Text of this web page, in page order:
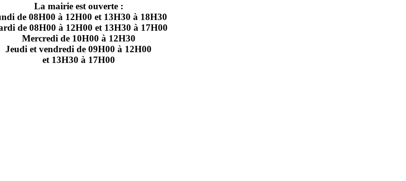
La mairie est ouverte :
de 08H00 à 12H00 et 13H30 à 18H30
de 08H00 à 12H00 et 13H30 à 17H00
Mercredi de 10H00 à 12H30
Jeudi et vendredi de 09H00 à 12H00
et 13H30 à 17H00